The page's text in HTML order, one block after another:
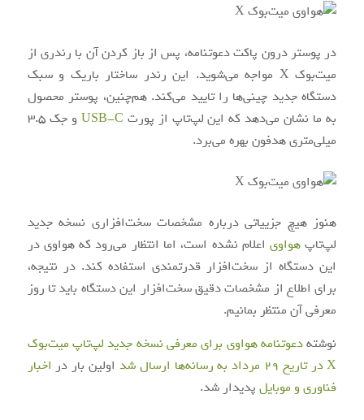
در پوستر درون پاکت دعوتنامه، پس از باز کردن آن با رندری از
میت‌بوک X مواجه می‌شوید. این رندر ساختار باریک و سبک
دستگاه جدید چینی‌ها را تایید می‌کند. هم‌چنین، پوستر محصول
به ما نشان می‌دهد که این لپ‌تاپ از پورت USB-C
و جک 3.5
میلی‌متری هدفون بهره می‌برد.
هنوز هیچ جزییاتی درباره مشخصات سخت‌افزاری نسخه جدید
لپ‌تاپ هواویاعلام نشده است، اما انتظار می‌رود که هواوی در
این دستگاه از سخت‌افزار قدرتمندی استفاده کند. در نتیجه،
برای اطلاع از مشخصات دقیق سخت‌افزار این دستگاه باید تا روز
معرفی آن منتظر بمانیم.
نوشتهدعوتنامه هواوی برای معرفی نسخه جدید لپ‌تاپ میت‌بوک
X در تاریخ 29 مرداد به رسانه‌ها ارسال شد
اولین بار در اخبار
فناوری و موبایلپدیدار شد.